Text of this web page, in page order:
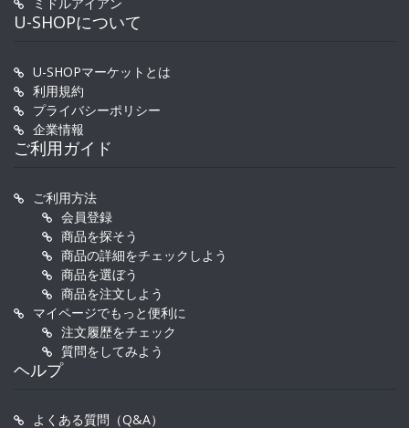
U-SHOPについて
U-SHOPマーケットとは
利用規約
プライバシーポリシー
企業情報
ご利用ガイド
ご利用方法
会員登録
商品を探そう
商品の詳細をチェックしよう
商品を選ぼう
商品を注文しよう
マイページでもっと便利に
注文履歴をチェック
質問をしてみよう
ヘルプ
よくある質問（Q&A）